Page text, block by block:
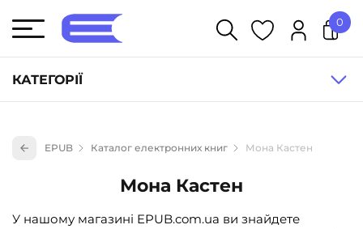
КАТЕГОРІЇ
Книги для дітей (836)
Книги для підлітків (240)
Науково-популярна література (1015)
0
EPUB Каталог електронних книг Мона Кастен
Мона Кастен
У нашому магазині EPUB.com.ua ви знайдете